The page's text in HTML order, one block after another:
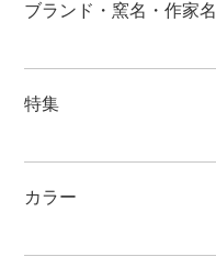
ブランド・窯名・作家名
特集
カラー